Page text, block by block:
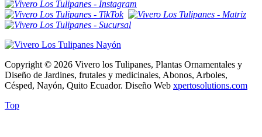
Copyright © 2026 Vivero los Tulipanes, Plantas Ornamentales y
Diseño de Jardines, frutales y medicinales, Abonos, Arboles,
Césped, Nayón, Quito Ecuador. Diseño Web xpertosolutions.com
Top